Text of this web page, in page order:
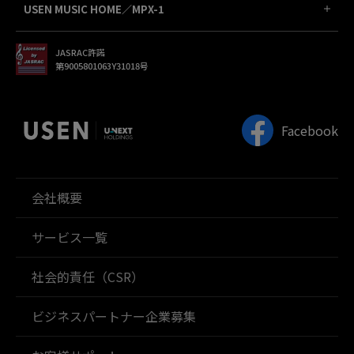
USEN MUSIC HOME／MPX-1
JASRAC許諾
第9005801063Y31018号
Facebook
会社概要
サービス一覧
社会的責任（CSR）
ビジネスパートナー企業募集